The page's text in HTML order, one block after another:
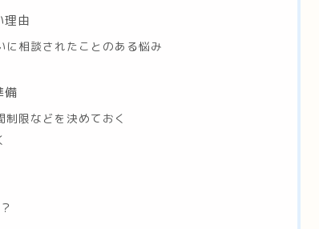
理由
相談されたことのある悩み
備
限などを決めておく